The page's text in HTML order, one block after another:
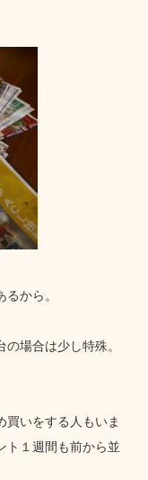
るから。
場合は少し特殊。
買いをする人もいま
ト１週間も前から並